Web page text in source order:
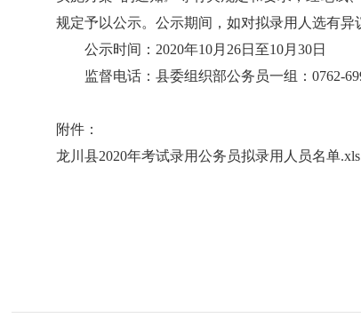
规定予以公示。公示期间，如对拟录用人选有异
公示时间：2020年10月26日至10月30日
监督电话：县委组织部公务员一组：0762-
附件：
龙川县2020年考试录用公务员拟录用人员名单.xls